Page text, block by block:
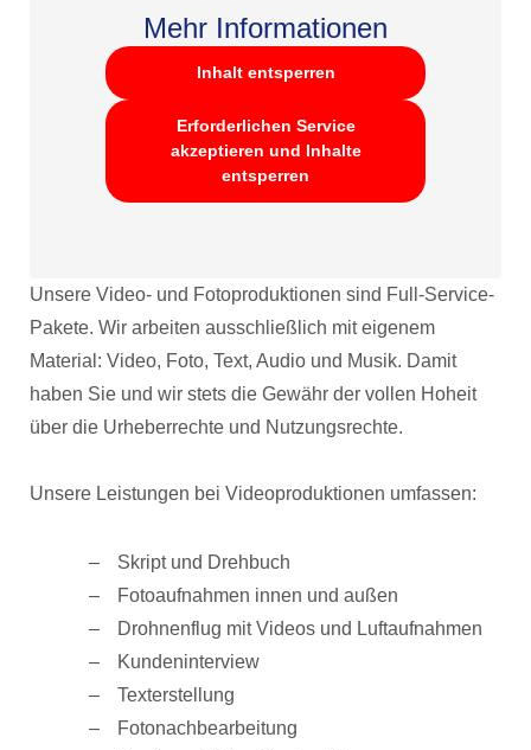
Mehr Informationen
Inhalt entsperren
Erforderlichen Service
akzeptieren und Inhalte
entsperren
Unsere Video- und Fotoproduktionen sind Full-Service-
Pakete. Wir arbeiten ausschließlich mit eigenem
Material: Video, Foto, Text, Audio und Musik. Damit
haben Sie und wir stets die Gewähr der vollen Hoheit
über die Urheberrechte und Nutzungsrechte.
Unsere Leistungen bei Videoproduktionen umfassen:
Skript und Drehbuch
Fotoaufnahmen innen und außen
Drohnenflug mit Videos und Luftaufnahmen
Kundeninterview
Texterstellung
Fotonachbearbeitung